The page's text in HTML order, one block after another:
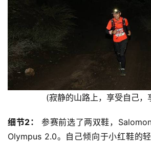
(寂静的山路上，享受自己，
细节2：
参赛前选了两双鞋，
Olympus 2.0。自己倾向于小红鞋的